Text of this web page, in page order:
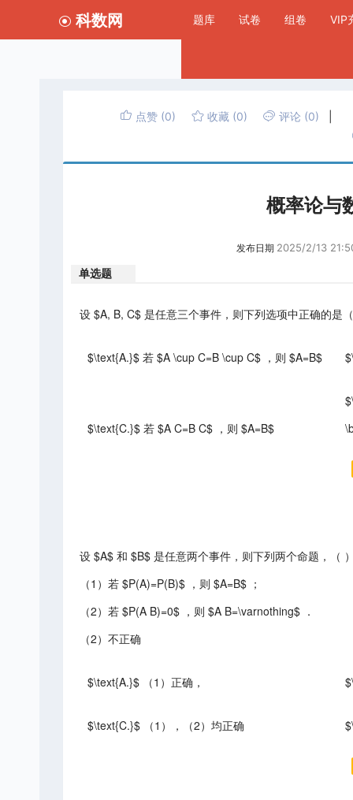
科数网 题库 试卷 组卷 VIP
点赞 (0) 收藏 (0) 评论 (0)
概率论与
发布日期 2025/2/13
单选题
设 $A, B, C$ 是任意三个事件，则下列选项中正确的是
$\text{A.}$ 若 $A \cup C=B \cup C$ ，则 $A=B$
$\text{C.}$ 若 $A C=B C$ ，则 $A=B$
设 $A$ 和 $B$ 是任意两个事件，则下列两个命题，（
（1）若 $P(A)=P(B)$ ，则 $A=B$ ；
（2）若 $P(A B)=0$ ，则 $A B=\varnothing$ ．
（2）不正确
$\text{A.}$ （1）正确，
$\text{C.}$ （1），（2）均正确